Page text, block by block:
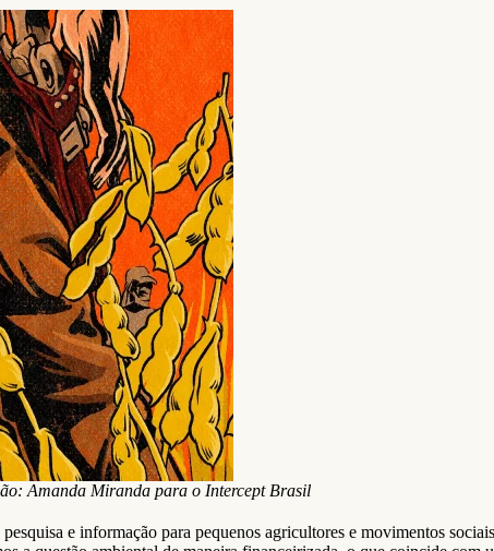
Amanda Miranda para o Intercept Brasil
e informação para pequenos agricultores e movimentos